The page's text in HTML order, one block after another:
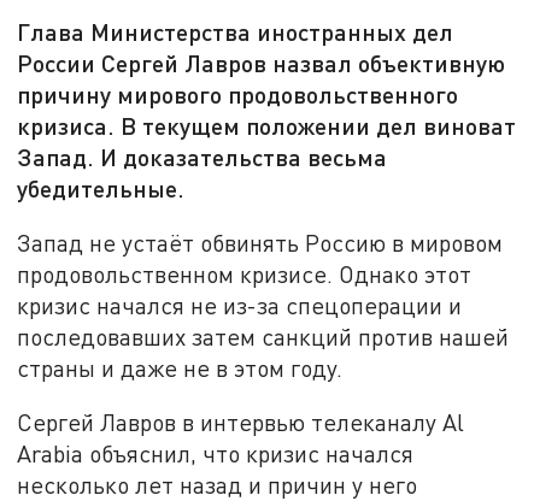
Глава Министерства иностранных дел
России Сергей Лавров назвал объективную
причину мирового продовольственного
кризиса. В текущем положении дел виноват
Запад. И доказательства весьма
убедительные.
Запад не устаёт обвинять Россию в мировом
продовольственном кризисе. Однако этот
кризис начался не из-за спецоперации и
последовавших затем санкций против нашей
страны и даже не в этом году.
Сергей Лавров в интервью телеканалу Al
Arabia объяснил, что кризис начался
несколько лет назад и причин у него